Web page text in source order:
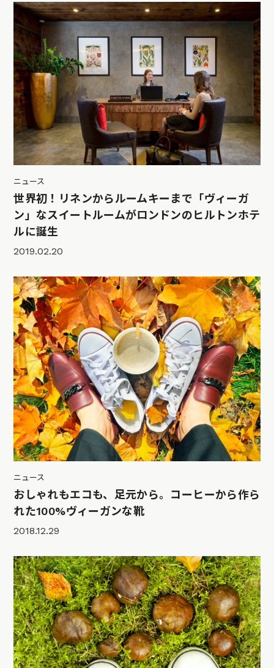
ニュース
世界初！リネンからルームキーまで「ヴィーガ
ン」なスイートルームがロンドンのヒルトンホテ
ルに誕生
2019.02.20
ニュース
おしゃれもエコも、足元から。コーヒーから作ら
れた100%ヴィーガンな靴
2018.12.29